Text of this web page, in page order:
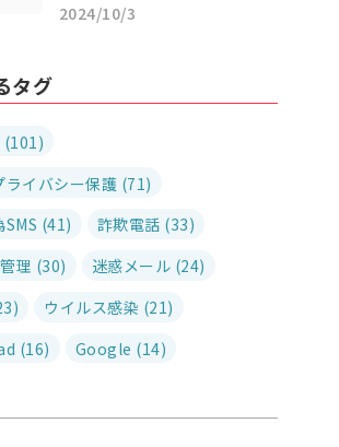
2024/10/3
タグ
(101)
ライバシー保護 (71)
(41)
詐欺電話 (33)
理 (30)
迷惑メール (24)
ウイルス感染 (21)
(16)
Google (14)